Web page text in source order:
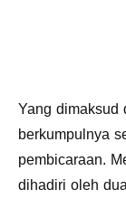
Yang dimaksud
berkumpulnya
pembicaraan.
dihadiri oleh